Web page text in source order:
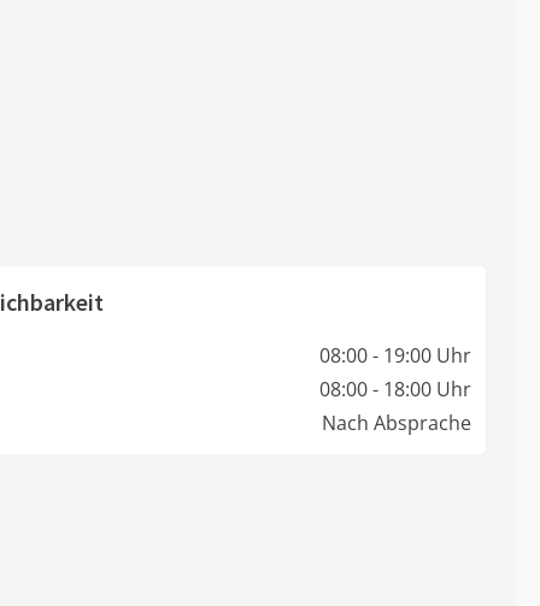
08:00 - 19:00 Uhr
08:00 - 18:00 Uhr
Nach Absprache